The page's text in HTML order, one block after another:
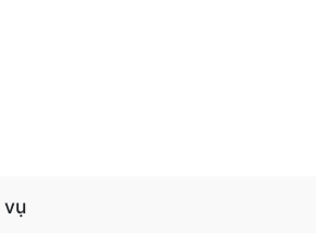
vụ